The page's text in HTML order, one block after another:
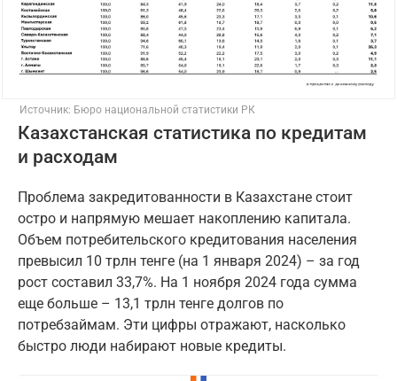
Источник: Бюро национальной статистики РК
Казахстанская статистика по кредитам
и расходам
Проблема закредитованности в Казахстане стоит
остро и напрямую мешает накоплению капитала.
Объем потребительского кредитования населения
превысил 10 трлн тенге (на 1 января 2024) – за год
рост составил 33,7%. На 1 ноября 2024 года сумма
еще больше – 13,1 трлн тенге долгов по
потребзаймам. Эти цифры отражают, насколько
быстро люди набирают новые кредиты.